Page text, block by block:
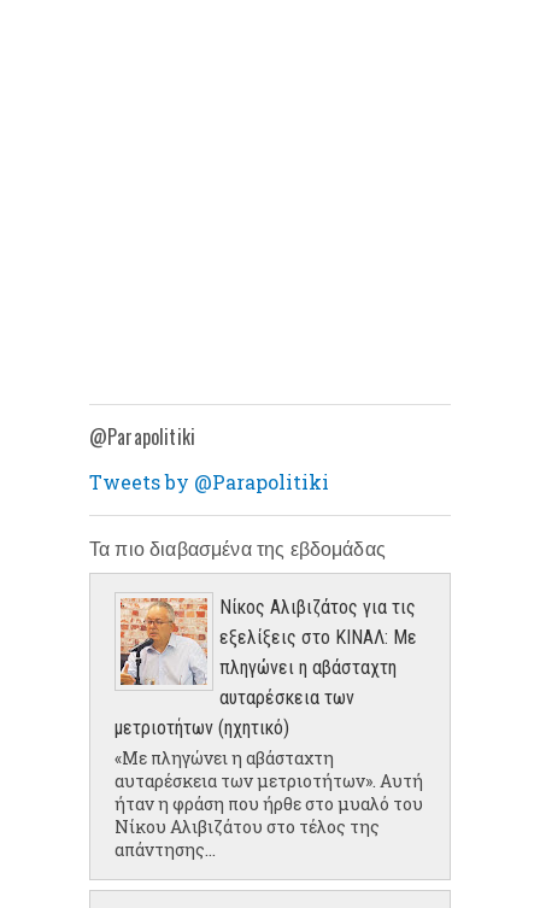
@Parapolitiki
Tweets by @Parapolitiki
Τα πιο διαβασμένα της εβδομάδας
Νίκος Αλιβιζάτος για τις
εξελίξεις στο ΚΙΝΑΛ: Με
πληγώνει η αβάσταχτη
αυταρέσκεια των
μετριοτήτων (ηχητικό)
«Με πληγώνει η αβάσταχτη
αυταρέσκεια των μετριοτήτων». Αυτή
ήταν η φράση που ήρθε στο μυαλό του
Νίκου Αλιβιζάτου στο τέλος της
απάντησης...